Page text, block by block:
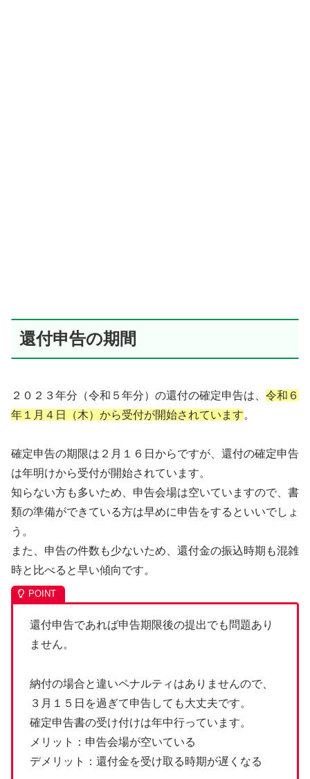
還付申告の期間
２０２３年分（令和５年分）の還付の確定申告は、 令和６
年１月４日（木）から受付が開始されています。
確定申告の期限は２月１６日からですが、還付の確定申告
は年明けから受付が開始されています。
知らない方も多いため、申告会場は空いていますので、書
類の準備ができている方は早めに申告をするといいでしょ
う。
また、申告の件数も少ないため、還付金の振込時期も混雑
時と比べると早い傾向です。
還付申告であれば申告期限後の提出でも問題あり
ません。
納付の場合と違いペナルティはありませんので、
３月１５日を過ぎて申告しても大丈夫です。
確定申告書の受け付けは年中行っています。
メリット：申告会場が空いている
デメリット：還付金を受け取る時期が遅くなる